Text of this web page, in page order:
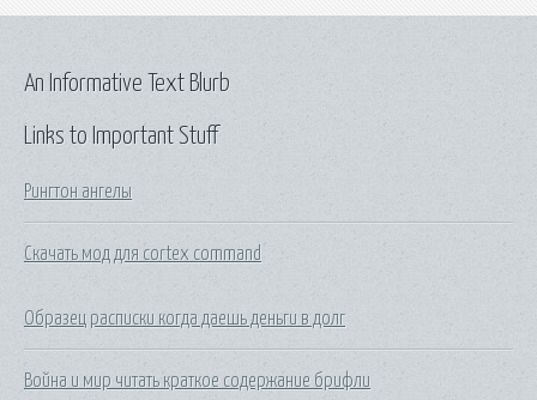
Links to Important Stuff
Рингтон ангелы
Скачать мод для cortex command
Образец расписки когда даешь деньги в долг
Война и мир читать краткое содержание брифли
An Informative Text Blurb